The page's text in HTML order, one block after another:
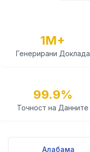
1M+
Генерирани Доклада
99.9%
Точност на Данните
Алабама